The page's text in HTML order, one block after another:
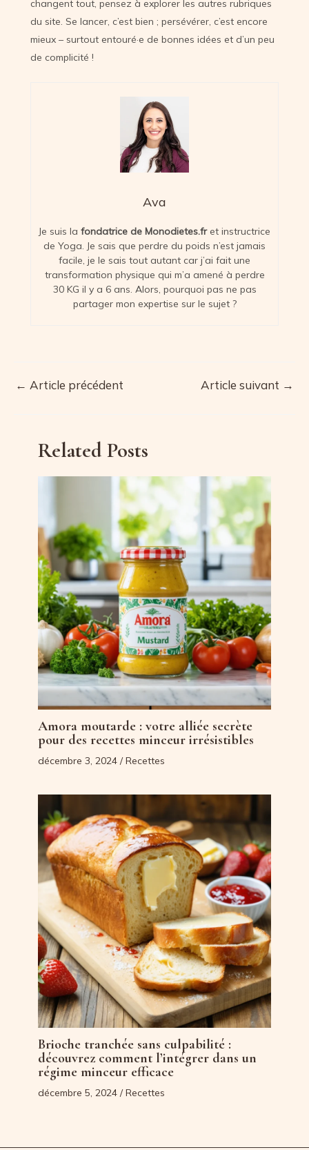
changent tout, pensez à explorer les autres rubriques
du site. Se lancer, c’est bien ; persévérer, c’est encore
mieux – surtout entouré·e de bonnes idées et d’un peu
de complicité !
Ava
Je suis la fondatrice de Monodietes.fret instructrice
de Yoga. Je sais que perdre du poids n’est jamais
facile, je le sais tout autant car j’ai fait une
transformation physique qui m’a amené à perdre
30 KG il y a 6 ans. Alors, pourquoi pas ne pas
partager mon expertise sur le sujet ?
Navigation
← Article précédent Article suivant →
Related Posts
Amora moutarde : votre alliée secrète
pour des recettes minceur irrésistibles
décembre 3, 2024 /Recettes
Brioche tranchée sans culpabilité :
découvrez comment l’intégrer dans un
régime minceur efficace
décembre 5, 2024 /Recettes